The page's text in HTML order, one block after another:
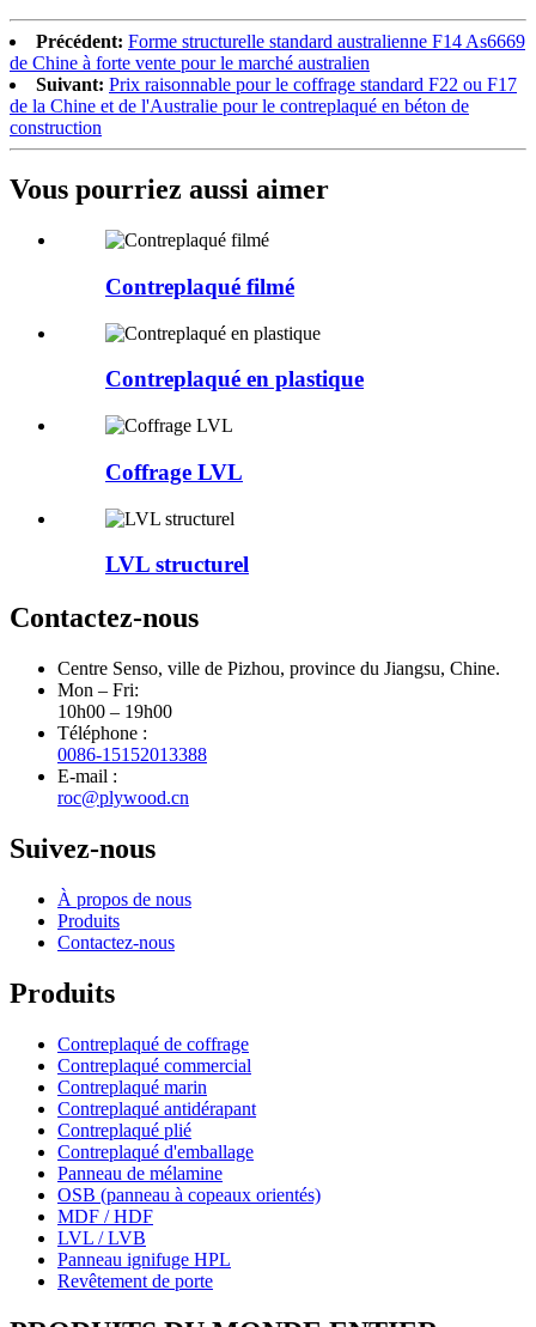
Précédent: Forme structurelle standard australienne F14 As6669
de Chine à forte vente pour le marché australien
Suivant: Prix ​​raisonnable pour le coffrage standard F22 ou F17
de la Chine et de l'Australie pour le contreplaqué en béton de
construction
Vous pourriez aussi aimer
Contreplaqué filmé
Contreplaqué en plastique
Coffrage LVL
LVL structurel
Contactez-nous
Centre Senso, ville de Pizhou, province du Jiangsu, Chine.
Mon – Fri:
10h00 – 19h00
Téléphone :
0086-15152013388
E-mail :
roc@plywood.cn
Suivez-nous
À propos de nous
Produits
Contactez-nous
Produits
Contreplaqué de coffrage
Contreplaqué commercial
Contreplaqué marin
Contreplaqué antidérapant
Contreplaqué plié
Contreplaqué d'emballage
Panneau de mélamine
OSB (panneau à copeaux orientés)
MDF / HDF
LVL / LVB
Panneau ignifuge HPL
Revêtement de porte